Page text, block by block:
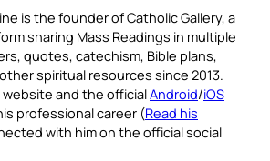
is the founder of Catholic Gallery, a
sharing Mass Readings in multiple
quotes, catechism, Bible plans,
spiritual resources since 2013.
and the officialAndroid/iOS
professional career (Read his
with him on the official social